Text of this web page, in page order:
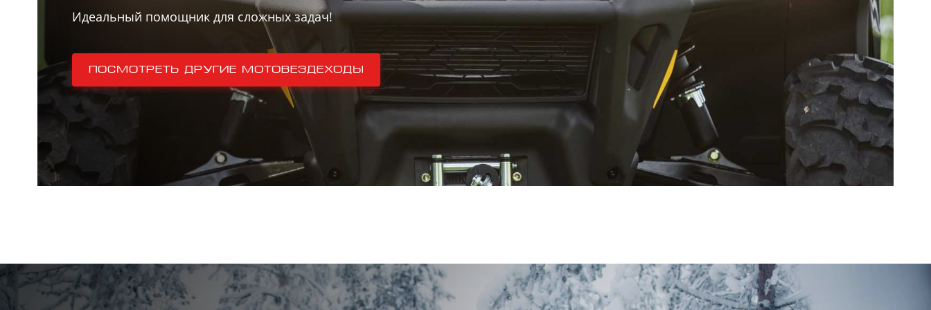
Идеальный помощник для сложных задач!
Посмотреть другие мотовездеходы